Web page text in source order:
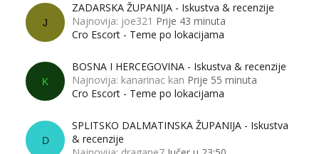
J
ZADARSKA ŽUPANIJA - Iskustva & recenzije
Najnovija: joe321 Prije 43 minuta
Cro Escort - Teme po lokacijama
K
BOSNA I HERCEGOVINA - Iskustva & recenzije
Najnovija: kanarinac kan Prije 55 minuta
Cro Escort - Teme po lokacijama
D
SPLITSKO DALMATINSKA ŽUPANIJA - Iskustva
& recenzije